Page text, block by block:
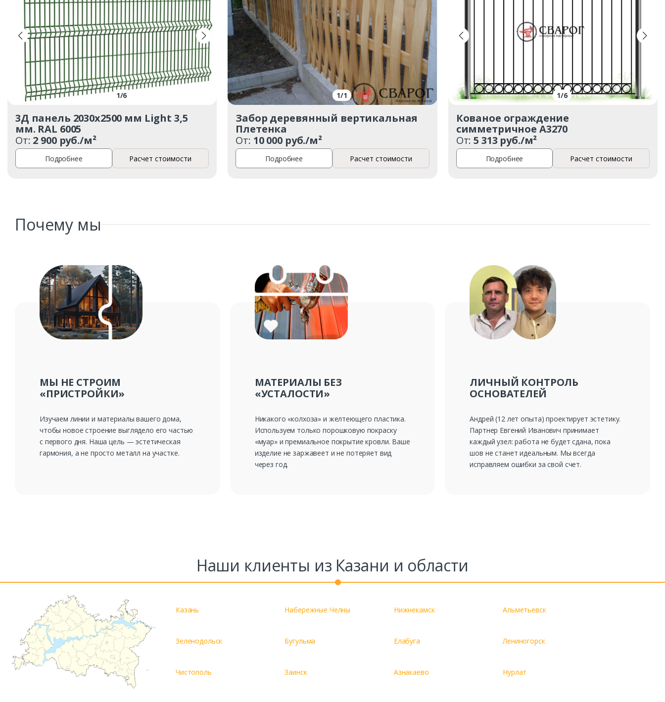
Комментарий к заказу
1/6
3Д панель 2030х2500 мм Light 3,5
мм. RAL 6005
От: 2 900 руб./м²
Подробнее Расчет стоимости
1/1
Забор деревянный вертикальная
Плетенка
От: 10 000 руб./м²
Подробнее Расчет стоимости
1/6
Кованое ограждение
симметричное А3270
От:5 313 руб./м²
Подробнее Расчет стоимости
Почему мы
МЫ НЕ СТРОИМ
«ПРИСТРОЙКИ»
Изучаем линии и материалы вашего дома,
чтобы новое строение выглядело его частью
с первого дня. Наша цель — эстетическая
гармония, а не просто металл на участке.
МАТЕРИАЛЫ БЕЗ
«УСТАЛОСТИ»
Никакого «колхоза» и желтеющего пластика.
Используем только порошковую покраску
«муар» и премиальное покрытие кровли. Ваше
изделие не заржавеет и не потеряет вид
через год.
ЛИЧНЫЙ КОНТРОЛЬ
ОСНОВАТЕЛЕЙ
Андрей (12 лет опыта) проектирует эстетику.
Партнер Евгений Иванович принимает
каждый узел: работа не будет сдана, пока
шов не станет идеальным. Мы всегда
исправляем ошибки за свой счет.
Наши клиенты из Казани и области
Казань Набережные Челны Нижнекамск Альметьевск
Зеленодольск Бугульма Елабуга Лениногорск
Чистополь Заинск Азнакаево Нурлат